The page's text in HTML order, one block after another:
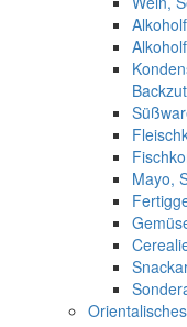
Mayo,